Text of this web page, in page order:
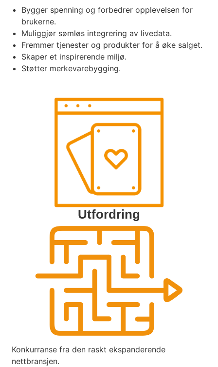
Bygger spenning og forbedrer opplevelsen for
brukerne.
Muliggjør sømløs integrering av livedata.
Fremmer tjenester og produkter for å øke salget.
Skaper et inspirerende miljø.
Støtter merkevarebygging.
Utfordring
Konkurranse fra den raskt ekspanderende
nettbransjen.